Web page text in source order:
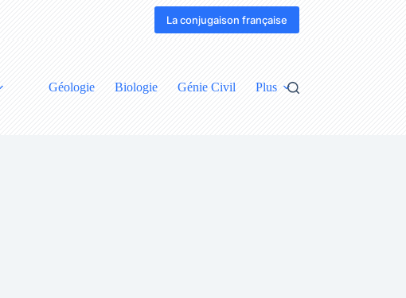
La conjugaison française
Géologie Biologie Génie Civil Plus